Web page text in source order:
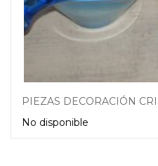
PIEZAS DECORACIÓN
No disponible